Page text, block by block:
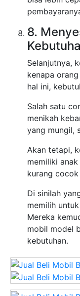
8.
Selanjutnya,
kenapa
hal ini,
Salah satu
menikah
yang mungil,
Akan tetapi,
memiliki
kurang
Di sinilah
memilih
Mereka
mobil model
kebutuhan.